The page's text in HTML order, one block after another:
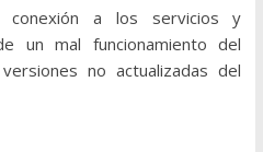
conexión a los servicios y
un mal funcionamiento del
no actualizadas del